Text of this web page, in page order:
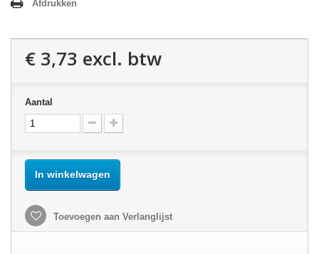
Afdrukken
€ 3,73 excl. btw
Aantal
In winkelwagen
Toevoegen aan Verlanglijst